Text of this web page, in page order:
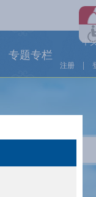
专题专栏
中
注册